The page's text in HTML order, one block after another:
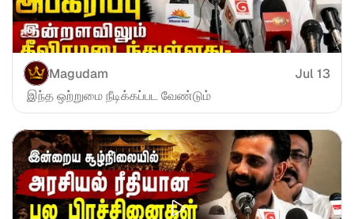
Magudam
Jul 13
இந்த ஒற்றுமை நீடிக்கப்பட வேண்டும்